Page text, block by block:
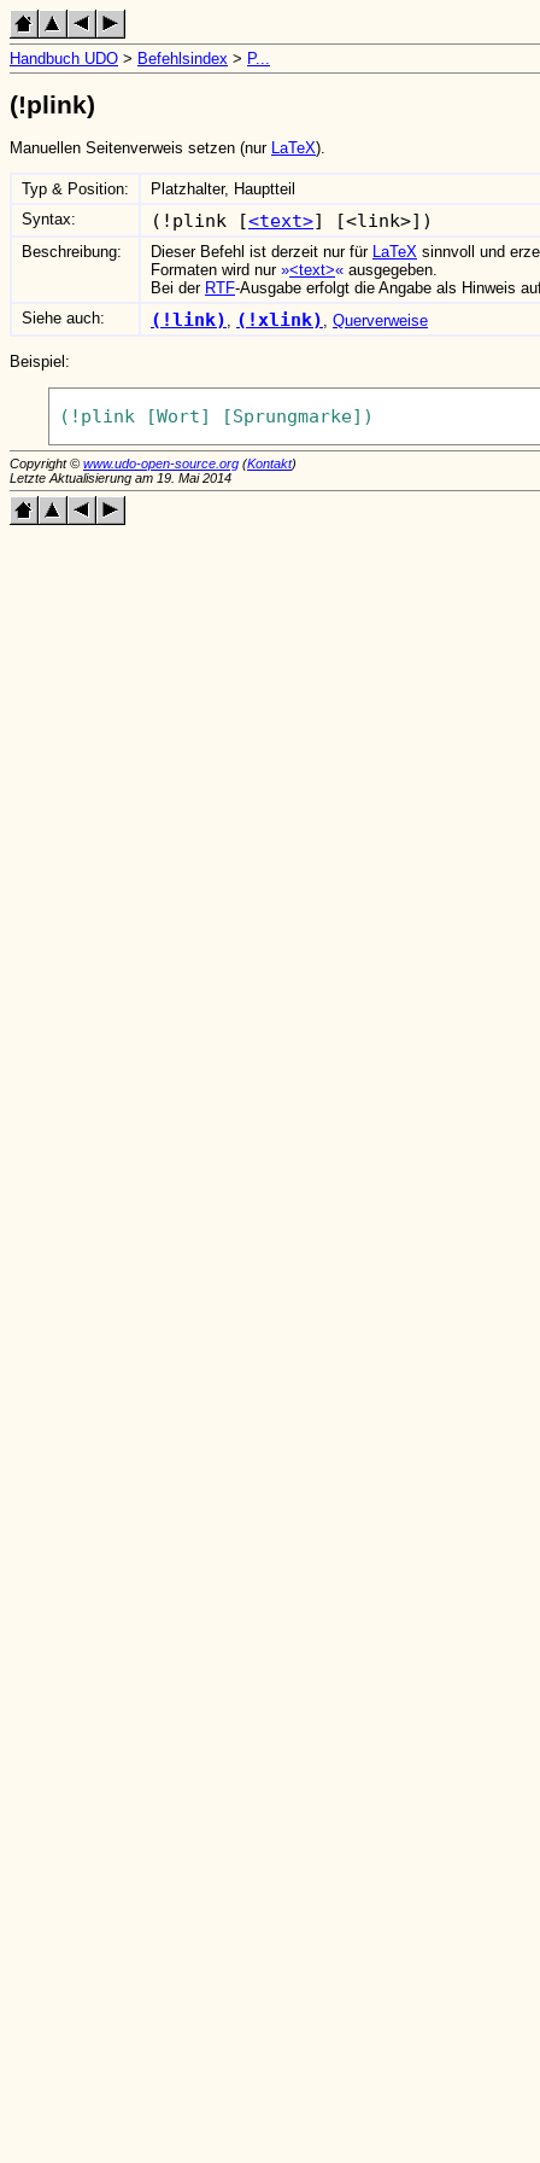
Handbuch UDO > Befehlsindex > P...
(!plink)
Manuellen Seitenverweis setzen (nur LaTeX).
Typ & Position:
Platzhalter, Hauptteil
Syntax:
(!plink [<text>] [<link>])
Beschreibung: Dieser Befehl ist derzeit nur für LaTeX sinnvoll und
Formaten wird nur
<text>
ausgegeben.
Bei der RTF-Ausgabe erfolgt die Angabe als Hinweis
Siehe auch:
(!link) (!xlink) Querverweise
Beispiel:
Copyright © www.udo-open-source.org (Kontakt)
Letzte Aktualisierung am 19. Mai 2014